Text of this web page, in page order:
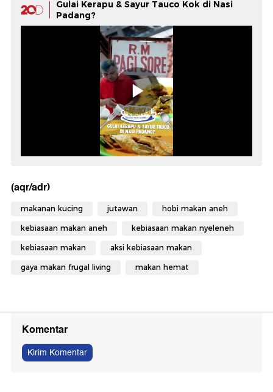
Gulai Kerapu & Sayur Tauco Kok di Nasi
Padang?
(aqr/adr)
makanan kucing jutawan hobi makan aneh
kebiasaan makan aneh kebiasaan makan nyeleneh
kebiasaan makan aksi kebiasaan makan
gaya makan frugal living makan hemat
Komentar
Kirim Komentar